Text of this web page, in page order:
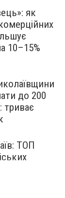
як
10–15%
до 200
триває
ТОП